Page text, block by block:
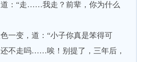
“走……我走？前辈，你为什么
变，道：“小子你真是笨得可
不走吗……唉！别提了，三年后，